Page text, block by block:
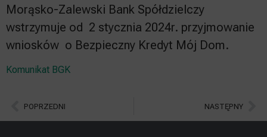
Morąsko-Zalewski Bank Spółdzielczy
wstrzymuje od 2 stycznia 2024r. przyjmowanie
wniosków o Bezpieczny Kredyt Mój Dom.
Komunikat BGK
POPRZEDNI NASTĘPNY